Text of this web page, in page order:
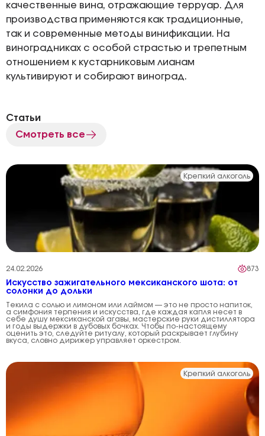
качественные вина, отражающие терруар. Для
производства применяются как традиционные,
так и современные методы винификации. На
виноградниках с особой страстью и трепетным
отношением к кустарниковым лианам
культивируют и собирают виноград.
Статьи
Смотреть все
Крепкий алкоголь
24.02.2026 873
Искусство зажигательного мексиканского шота: от
солонки до дольки
Текила с солью и лимоном или лаймом — это не просто напиток,
а симфония терпения и искусства, где каждая капля несет в
себе душу мексиканской агавы, мастерские руки дистиллятора
и годы выдержки в дубовых бочках. Чтобы по-настоящему
оценить это, следуйте ритуалу, который раскрывает глубину
вкуса, словно дирижер управляет оркестром.
Крепкий алкоголь